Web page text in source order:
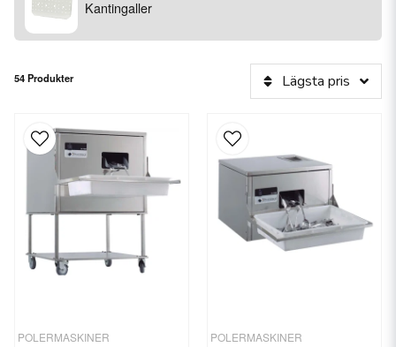
Kantingaller
54 Produkter Lägsta pris
POLERMASKINER
POLERMASKINER